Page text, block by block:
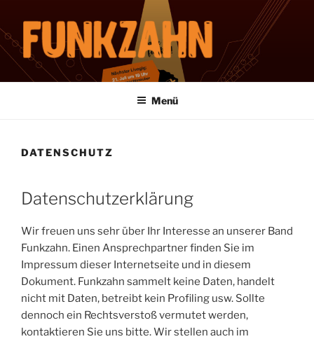
Inhalt
springen
FUNKZAHN
Funk, Soul, R&B, Latin und etwas Reggae
Menü
DATENSCHUTZ
Datenschutzerklärung
Wir freuen uns sehr über Ihr Interesse an unserer Band
Funkzahn. Einen Ansprechpartner finden Sie im
Impressum dieser Internetseite und in diesem
Dokument. Funkzahn sammelt keine Daten, handelt
nicht mit Daten, betreibt kein Profiling usw. Sollte
dennoch ein Rechtsverstoß vermutet werden,
kontaktieren Sie uns bitte. Wir stellen auch im